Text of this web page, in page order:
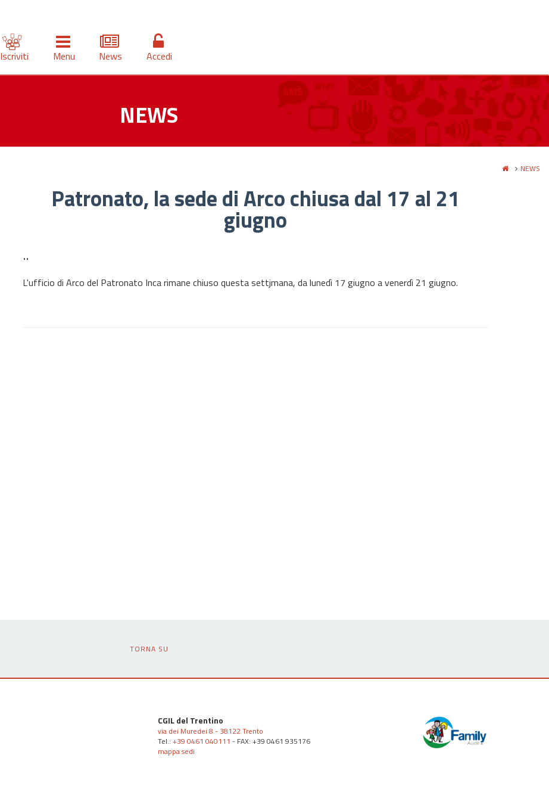
Iscriviti Menu News Accedi
NEWS
NEWS
Patronato, la sede di Arco chiusa dal 17 al 21
giugno
..
L'ufficio di Arco del Patronato Inca rimane chiuso questa settjmana, da lunedì 17 giugno a venerdì 21 giugno.
TORNA SU
CGIL del Trentino
via dei Muredei 8 - 38122 Trento
Tel.: +39 0461 040111 - FAX: +39 0461 935176
mappa sedi